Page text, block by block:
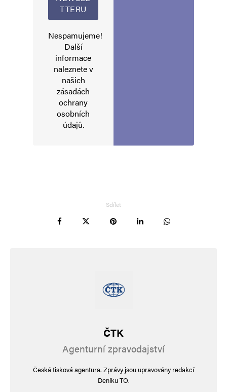
Nespamujeme!
Další
informace
naleznete v
našich
zásadách
ochrany
osobních
údajů.
Sdílet
ČTK
Agenturní zpravodajství
Česká tisková agentura. Zprávy jsou upravovány redakcí
Deníku TO.